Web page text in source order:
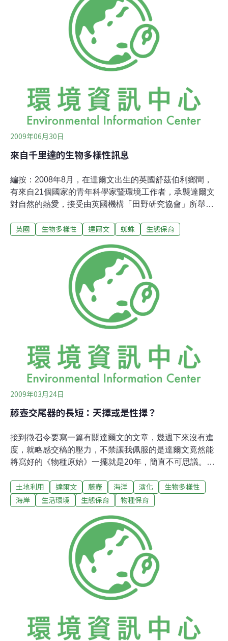
原，但其實包含了湖泊、耐寒牧草、泥炭沼澤，灌木叢，
和海拔3000至5000公尺的森林帶。這片高原接近赤道，屬
於熱帶氣候區，但因海拔高，同時具有北安第斯山脈特有
的高山氣候、植物、動物和土壤特性，因而造就了帕拉莫
多樣化的生態系。這些生態系統提供了眾多環境服務，例
如高度的生物多樣性、碳固定，以及水資源的調節等。本
2009年06月30日
來自千里達的生物多樣性訊息
編按：2008年8月，在達爾文出生的英國舒茲伯利鄉間，
有來自21個國家的青年科學家暨環境工作者，承襲達爾文
對自然的熱愛，接受由英國機構「田野研究協會」所舉
這場活動，台灣環境資訊協會有機會結識千里達的年輕生
多樣性訊息。哈囉！台灣，我是Jo-Anne Sewlal，目前為
千里達西印度群島大學聖奧古斯校區的博士班學生。2008
年八月，我獲選參加達爾文獎學金計畫，與27位來自世界
各地的年輕科學家參加在英國舒茲伯利（Shrewsbury）的
達爾文200歲冥誕慶典系列活動。個人主要係針對東加勒
比海地區的蜘蛛群進行研究，並已完成聖吉斯（St.
Kitts）、那維斯島（Nevis）、安地瓜島（Antigua）、安
（St. Vin
英國 生物多樣性 達爾文 蜘蛛 生態保育
2009年03月24日
藤壺交尾器的長短：天擇或是性擇？
接到徵召令要寫一篇有關達爾文的文章，幾週下來沒有進
度，就略感交稿的壓力，不禁讓我佩服的是達爾文竟然能
將寫好的《物種原始》一擺就是20年，簡直不可思議。相
perish.）的壓力，達氏一輩子沒拿過一份薪水，滾蛋或無
薪假對他來說意義都不大，以他的時代背景來看，教會影
（Publish and perish.）的顧慮。知名生物學家多布贊斯
基（Dobzhansky）說：「若不能從演化的觀點來看，生
物學就沒什麼意義了(Nothing in biology makes sense
without in the light of evolution)。」但是真的有切身議
題，再加上輿論壓力時，又有多少人能夠大方地置身事
外？19世紀如此，21世紀恐怕也好不到哪兒去。就拿本文
的主題來說，我的第一個構想其實是「男
土地利用 達爾文 藤壺 海洋 演化
生物多樣性
海岸
生活環境 生態保育 物種保育